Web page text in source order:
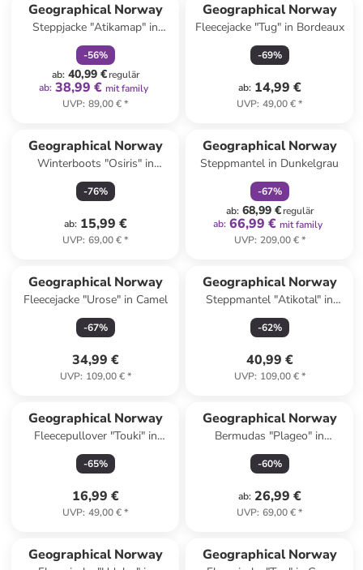
Geographical Norway
Steppjacke "Atikamap" in
Dunkelbraun
-56%
ab: 40,99 €regulär
ab: 38,99 € mit family
UVP: 89,00 €*
Geographical Norway
Fleecejacke "Tug" in Bordeaux
-69%
ab: 14,99 €
UVP: 49,00 €*
Geographical Norway
Winterboots "Osiris" in
Dunkelblau
-76%
ab: 15,99 €
UVP: 69,00 €*
Geographical Norway
Steppmantel in Dunkelgrau
-67%
ab: 68,99 €regulär
ab: 66,99 € mit family
UVP: 209,00 €*
Geographical Norway
Fleecejacke "Urose" in Camel
-67%
34,99 €
UVP: 109,00 €*
Geographical Norway
Steppmantel "Atikotal" in
Grün
-62%
40,99 €
UVP: 109,00 €*
Geographical Norway
Fleecepullover "Touki" in
Creme/ Dunkelblau
-65%
16,99 €
UVP: 49,00 €*
Geographical Norway
Bermudas "Plageo" in
Dunkelblau
-60%
ab: 26,99 €
UVP: 69,00 €*
Geographical Norway Geographical Norway